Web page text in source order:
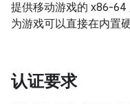
提供移动游戏的 x86-64
为游戏可以直接在内置
认证要求